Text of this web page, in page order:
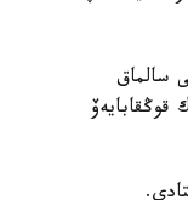
دانيال ءسابيت، 69 كەلىدە ابىلايحان ءجۇسىپوۆ، 75 كەلى سالماق
قامشىبەك قوڭقابايەۆ